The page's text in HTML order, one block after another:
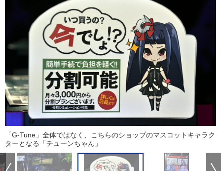
「G-Tune」全体ではなく、こちらのショップのマスコットキャラク
ターとなる「チューンちゃん」